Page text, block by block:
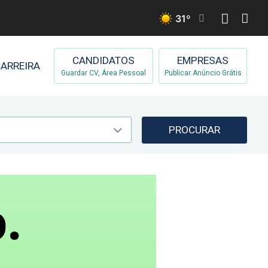
31º
CANDIDATOS
Guardar CV, Área Pessoal
EMPRESAS
Publicar Anúncio Grátis
PROCURAR